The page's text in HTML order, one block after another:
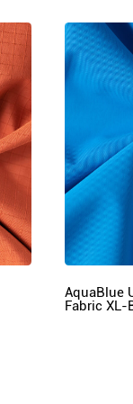
AquaBlue
Fabric XL-